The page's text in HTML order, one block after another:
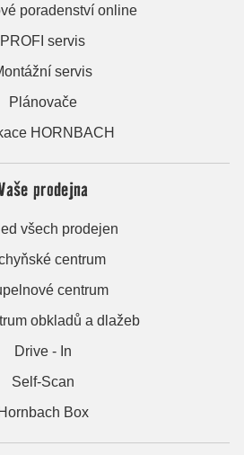
poradenství online
PROFI servis
servis
Plánovače
HORNBACH
prodejna
všech prodejen
centrum
centrum
obkladů a dlažeb
Drive - In
Self-Scan
Hornbach Box